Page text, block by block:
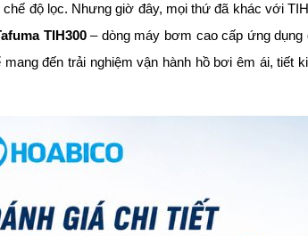
độ lọc. Nhưng giờ đây, mọi thứ đã khác với
TIH300– dòng máy bơm cao cấp ứng dụng
đến trải nghiệm vận hành hồ bơi êm ái, tiết